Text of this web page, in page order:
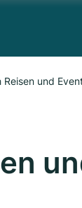
Reisen und